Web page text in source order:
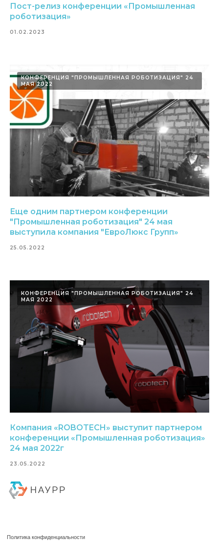
Пост-релиз конференции «Промышленная
роботизация»
01.02.2023
КОНФЕРЕНЦИЯ "ПРОМЫШЛЕННАЯ РОБОТИЗАЦИЯ" 24
МАЯ 2022
Еще одним партнером конференции
"Промышленная роботизация" 24 мая
выступила компания "ЕвроЛюкс Групп»
25.05.2022
КОНФЕРЕНЦИЯ "ПРОМЫШЛЕННАЯ РОБОТИЗАЦИЯ" 24
МАЯ 2022
Компания «ROBOTECH» выступит партнером
конференции «Промышленная роботизация»
24 мая 2022г
23.05.2022
ссылка на ROBOTUNION.RU — обязательна